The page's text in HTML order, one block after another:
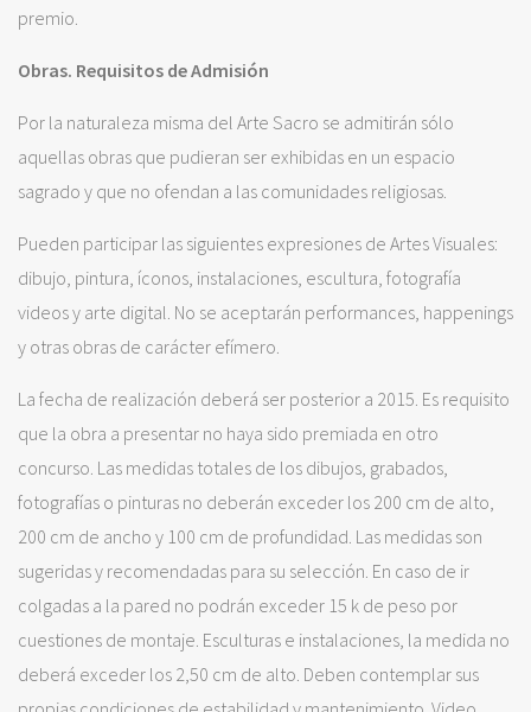
premio.
Obras. Requisitos de Admisión
Por la naturaleza misma del Arte Sacro se admitirán sólo
aquellas obras que pudieran ser exhibidas en un espacio
sagrado y que no ofendan a las comunidades religiosas.
Pueden participar las siguientes expresiones de Artes Visuales:
dibujo, pintura, íconos, instalaciones, escultura, fotografía
videos y arte digital. No se aceptarán performances, happenings
y otras obras de carácter efímero.
La fecha de realización deberá ser posterior a 2015. Es requisito
que la obra a presentar no haya sido premiada en otro
concurso. Las medidas totales de los dibujos, grabados,
fotografías o pinturas no deberán exceder los 200 cm de alto,
200 cm de ancho y 100 cm de profundidad. Las medidas son
sugeridas y recomendadas para su selección. En caso de ir
colgadas a la pared no podrán exceder 15 k de peso por
cuestiones de montaje. Esculturas e instalaciones, la medida no
deberá exceder los 2,50 cm de alto. Deben contemplar sus